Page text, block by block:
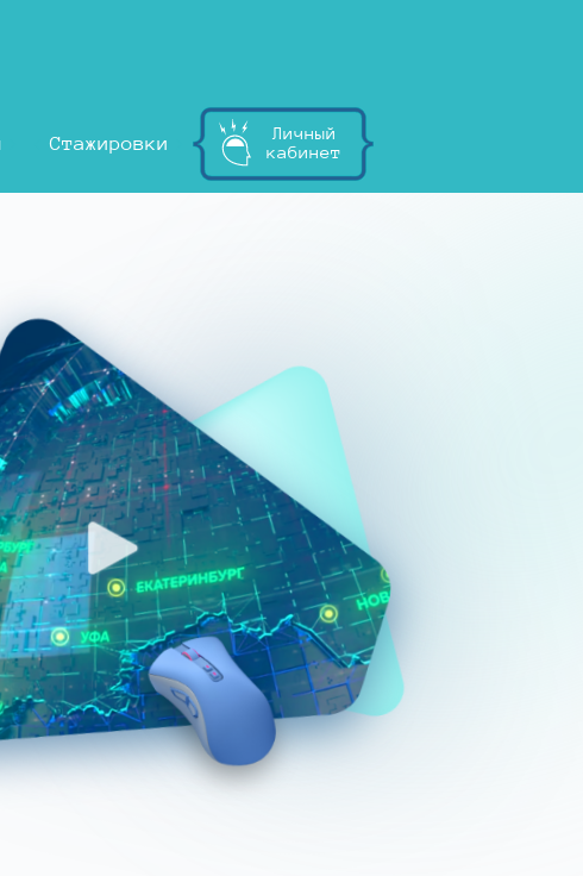
Стажировки
Личный
кабинет